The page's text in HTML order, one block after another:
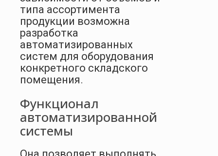
типа ассортимента
продукции возможна
разработка
автоматизированных
систем для оборудования
конкретного складского
помещения.
Функционал
автоматизированной
системы